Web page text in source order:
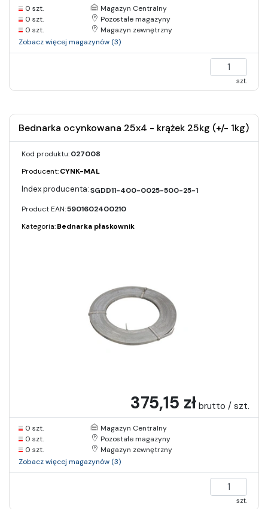
0 szt.
Magazyn Centralny
0 szt.
Pozostałe magazyny
0 szt.
Magazyn zewnętrzny
Zobacz więcej magazynów (3)
szt.
Bednarka ocynkowana 25x4 - krążek 25kg (+/- 1kg)
Kod produktu:027008
Producent:CYNK-MAL
SGDD11-400-0025-500-25-1
Product EAN:5901602400210
Kategoria:Bednarka płaskownik
375,15 zł brutto / szt.
0 szt.
Magazyn Centralny
0 szt.
Pozostałe magazyny
0 szt.
Magazyn zewnętrzny
Zobacz więcej magazynów (3)
szt.